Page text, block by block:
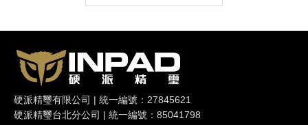
硬派精璽有限公司 | 統一編號：27845621
硬派精璽台北分公司 | 統一編號：85041798